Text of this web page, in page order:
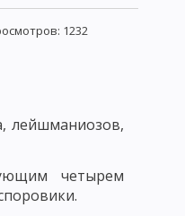
1232
лейшманиозов,
четырем